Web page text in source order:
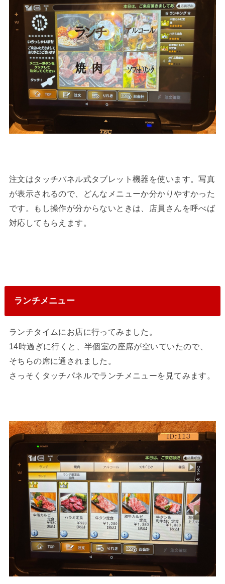
注文はタッチパネル式タブレット機器を使います。写真
が表示されるので、どんなメニューか分かりやすかった
です。もし操作が分からないときは、店員さんを呼べば
対応してもらえます。
ランチメニュー
ランチタイムにお店に行ってみました。
14時過ぎに行くと、半個室の座席が空いていたので、
そちらの席に通されました。
さっそくタッチパネルでランチメニューを見てみます。